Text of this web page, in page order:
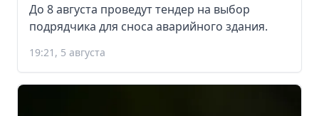
До 8 августа проведут тендер на выбор
подрядчика для сноса аварийного здания.
19:21, 5 августа